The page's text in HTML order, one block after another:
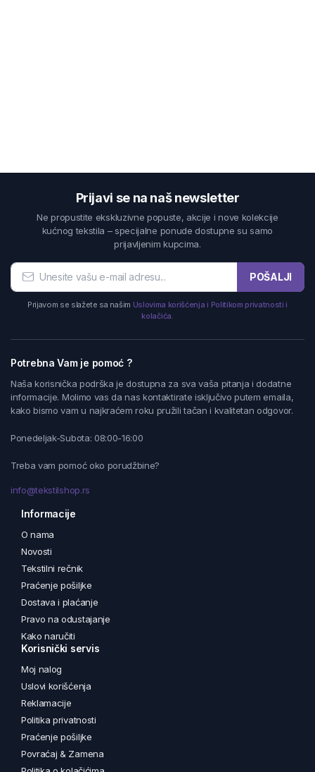
Prijavi se na naš newsletter
Ne propustite ekskluzivne popuste, akcije i nove kolekcije
kućnog tekstila – specijalne ponude dostupne su samo
prijavljenim kupcima.
POŠALJI
Prijavom se slažete sa našim Uslovima korišćenja i Politikom privatnosti i
kolačića.
Potrebna Vam je pomoć ?
Naša korisnička podrška je dostupna za sva vaša pitanja i dodatne
informacije. Molimo vas da nas kontaktirate isključivo putem emaila,
kako bismo vam u najkraćem roku pružili tačan i kvalitetan odgovor.
Ponedeljak-Subota: 08:00-16:00
Treba vam pomoć oko porudžbine?
info@tekstilshop.rs
Informacije
O nama
Novosti
Tekstilni rečnik
Praćenje pošiljke
Dostava i plaćanje
Pravo na odustajanje
Kako naručiti
Korisnički servis
Moj nalog
Uslovi korišćenja
Reklamacije
Politika privatnosti
Praćenje pošiljke
Povraćaj & Zamena